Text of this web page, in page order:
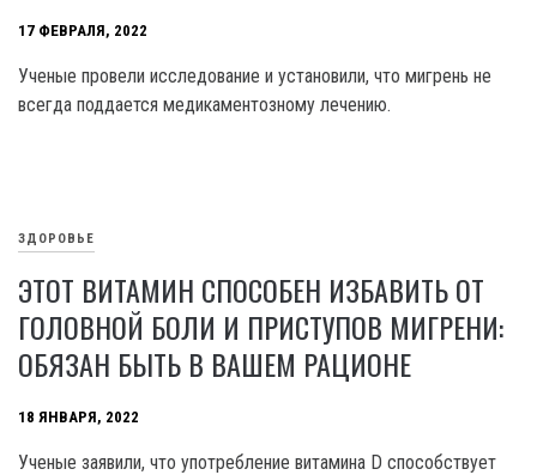
17 ФЕВРАЛЯ, 2022
Ученые провели исследование и установили, что мигрень не
всегда поддается медикаментозному лечению.
ЗДОРОВЬЕ
ЭТОТ ВИТАМИН СПОСОБЕН ИЗБАВИТЬ ОТ
ГОЛОВНОЙ БОЛИ И ПРИСТУПОВ МИГРЕНИ:
ОБЯЗАН БЫТЬ В ВАШЕМ РАЦИОНЕ
18 ЯНВАРЯ, 2022
Ученые заявили, что употребление витамина D способствует